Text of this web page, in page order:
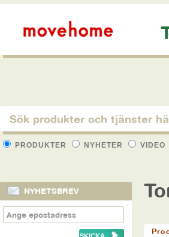
PRODUKTER NYHETER VIDEO
NYHETSBREV